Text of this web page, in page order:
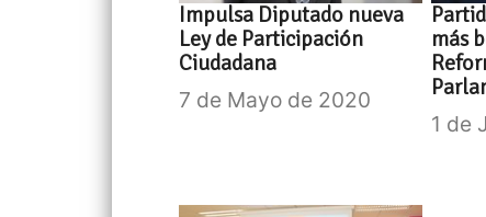
Impulsa Diputado nueva
Ley de Participación
Ciudadana
7 de Mayo de 2020
más
1 de